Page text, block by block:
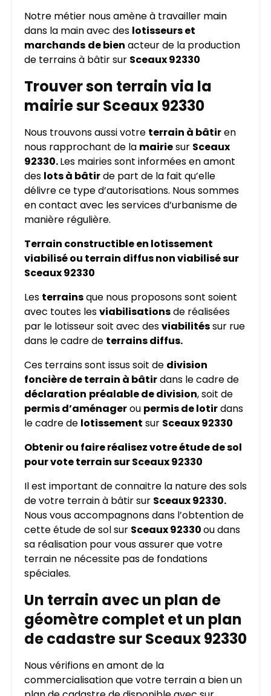
Notre métier nous amène à travailler main
dans la main avec des lotisseurs et
marchands de bien acteur de la production
de terrains à bâtir sur Sceaux 92330
Trouver son terrain via la
mairie sur Sceaux 92330
Nous trouvons aussi votre terrain à bâtiren
nous rapprochant de la mairiesur Sceaux
92330.Les mairies sont informées en amont
des lots à bâtirde part de la fait qu’elle
délivre ce type d’autorisations. Nous sommes
en contact avec les services d’urbanisme de
manière régulière.
Terrain constructible en lotissement
viabilisé ou terrain diffus non viabilisé sur
Sceaux 92330
Les terrainsque nous proposons sont soient
avec toutes lesviabilisationsde réalisées
par le lotisseur soit avec desviabilitéssur rue
dans le cadre de terrains diffus.
Ces terrains sont issus soit de division
foncière de terrain à bâtirdans le cadre de
déclaration préalable de division, soit de
permis d’aménagerou permis de lotirdans
le cadre de lotissement sur Sceaux 92330
Obtenir ou faire réalisez votre étude de sol
pour vote terrain sur Sceaux 92330
Il est important de connaitre la nature des sols
de votre terrain à bâtir sur Sceaux 92330.
Nous vous accompagnons dans l’obtention de
cette étude de sol sur Sceaux 92330ou dans
sa réalisation pour vous assurer que votre
terrain ne nécessite pas de fondations
spéciales.
Un terrain avec un plan de
géomètre complet et un plan
de cadastre sur Sceaux 92330
Nous vérifions en amont de la
commercialisation que votre terrain a bien un